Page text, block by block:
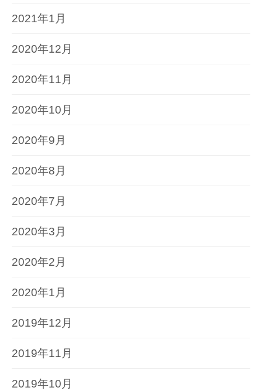
2021年1月
2020年12月
2020年11月
2020年10月
2020年9月
2020年8月
2020年7月
2020年3月
2020年2月
2020年1月
2019年12月
2019年11月
2019年10月